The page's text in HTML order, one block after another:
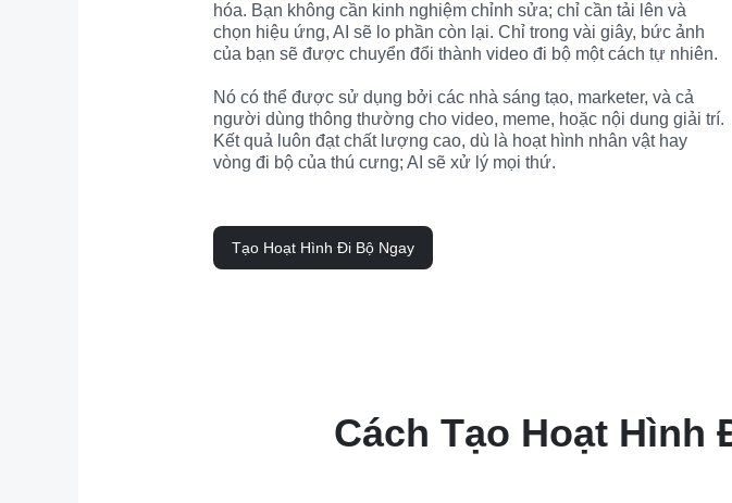
hóa. Bạn không cần kinh nghiệm chỉnh sửa; chỉ cần tải lên và
chọn hiệu ứng, AI sẽ lo phần còn lại. Chỉ trong vài giây, bức ảnh
của bạn sẽ được chuyển đổi thành video đi bộ một cách tự nhiên.
Nó có thể được sử dụng bởi các nhà sáng tạo, marketer, và cả
người dùng thông thường cho video, meme, hoặc nội dung giải trí.
Kết quả luôn đạt chất lượng cao, dù là hoạt hình nhân vật hay
vòng đi bộ của thú cưng; AI sẽ xử lý mọi thứ.
Tạo Hoạt Hình Đi Bộ Ngay
Cách Tạo Hoạt